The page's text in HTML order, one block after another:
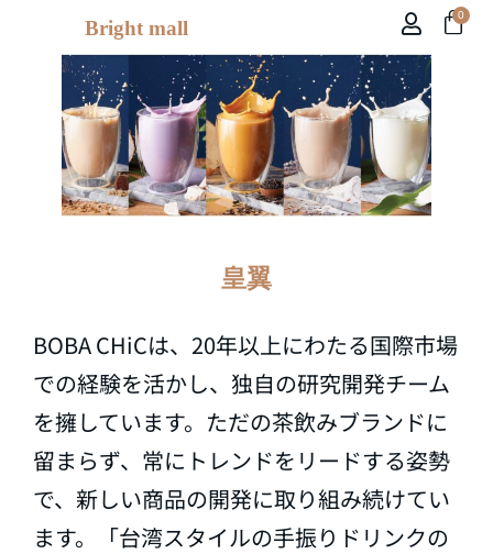
Bright mall
0
皇翼
BOBA CHiCは、20年以上にわたる国際市場
での経験を活かし、独自の研究開発チーム
を擁しています。ただの茶飲みブランドに
留まらず、常にトレンドをリードする姿勢
で、新しい商品の開発に取り組み続けてい
ます。「台湾スタイルの手振りドリンクの